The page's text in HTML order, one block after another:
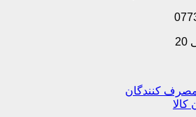
کنندگان
کالا